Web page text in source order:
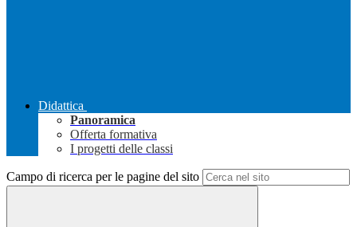
Didattica
Panoramica
Offerta formativa
I progetti delle classi
Campo di ricerca per le pagine del sito